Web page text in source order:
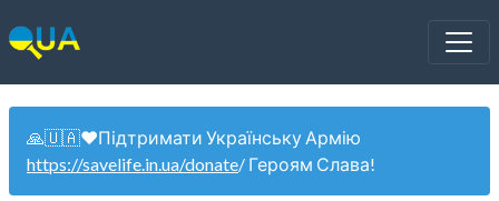
🙏🇺🇦❤️Підтримати Українську Армію
https://savelife.in.ua/donate/ Героям Слава!